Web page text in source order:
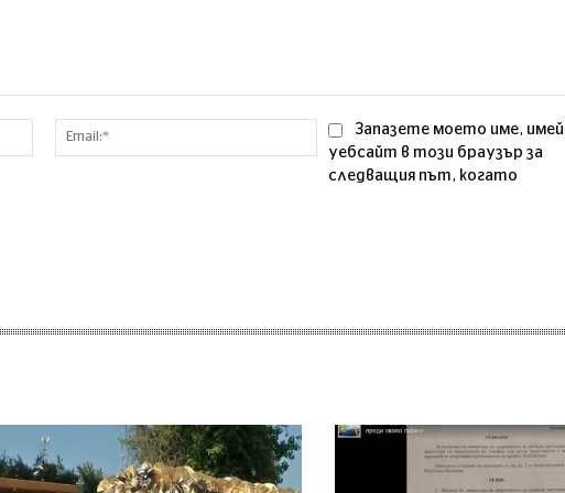
Име*
Email:*Запазете моето име,
уебсайт в този браузър за
следващия път, когато